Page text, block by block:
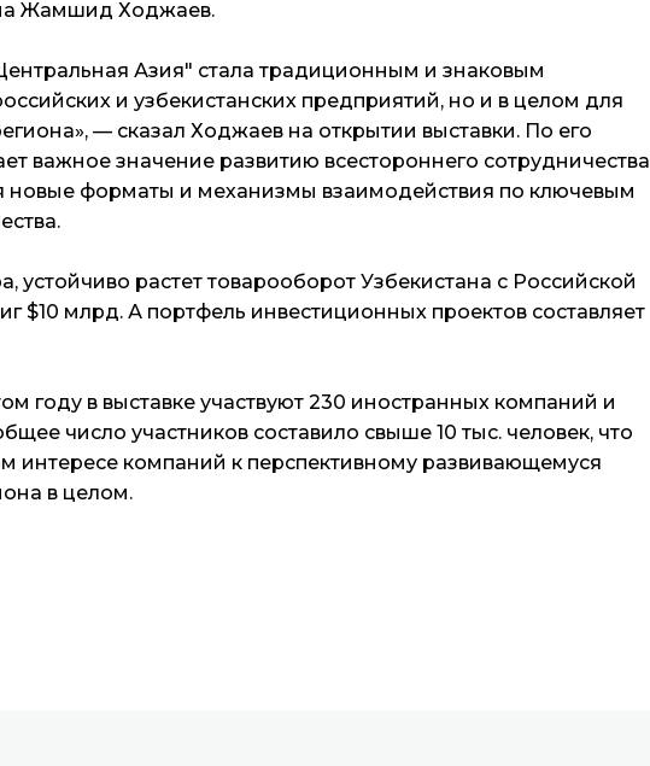
Жамшид Ходжаев.
Азия" стала традиционным и знаковым
и узбекистанских предприятий, но и в целом для
— сказал Ходжаев на открытии выставки. По его
важное значение развитию всестороннего сотрудничества
новые форматы и механизмы взаимодействия по ключевым
растет товарооборот Узбекистана с Российской
$10 млрд. А портфель инвестиционных проектов составляет
году в выставке участвуют 230 иностранных компаний и
число участников составило свыше 10 тыс. человек, что
интересе компаний к перспективному развивающемуся
в целом.